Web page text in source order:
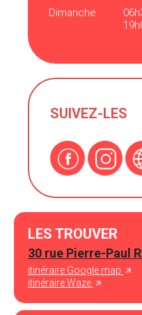
Dimanche
SUIVEZ-LES
LES TROUVER
30 rue Pierre-Paul
itinéraire Google map
itinéraire Waze